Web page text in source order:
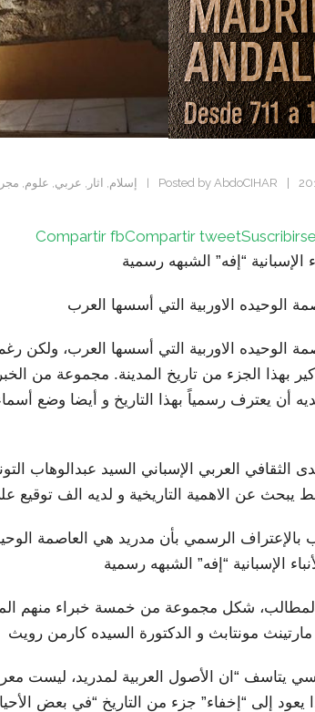
|
AbdoCIHAR
| إسلام اثار عربي علوم
Compartir fbCompartir tweet
الإسبانية “إفه” الشبهه رسمية
الوحيده الاوربية التي أسسها العرب
الوحيده الاوربية التي أسسها العرب، ولكن
بهذا الجزء من تاريخ المدينة. مجموعة من
أن يعترف رسمياً بهذا التاريخ و أيضا وضع أسماء
الثقافي العربي الإسباني السيد عبدالوهاب
يبحث عن الاهمية التاريخية و لديه الف توقيع
بالإعتراف الرسمي بأن مدريد هي العاصمة
الإسبانية “إفه” الشبهه رسمية
شكل مجموعة من خمسة خبراء منهم
مارتينث مونتابث و الدكتورة السيده كارمن رويث
يتاسف “ان الأصول العربية لمدريد، ليست
يعود إلى “إخفاء” جزء من التاريخ “في بعض